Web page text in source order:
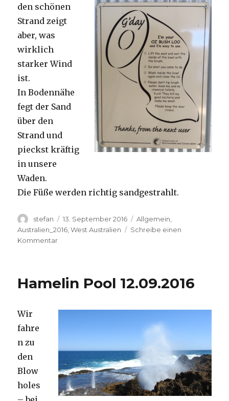
den schönen
Strand zeigt
aber, was
wirklich
starker Wind
ist.
In Bodennähe
fegt der Sand
über den
Strand und
pieckst kräftig
in unsere
Waden.
Die Füße werden richtig sandgestrahlt.
Autor
stefan
Veröffentlicht
am
13. September 2016 Kategorien
Allgemein
Australien_2016 ,West Australien
Schreibe einen
Kommentarzu
Hamelin Pool 12.09.2016
Wir
fahre
n zu
den
Blow
holes